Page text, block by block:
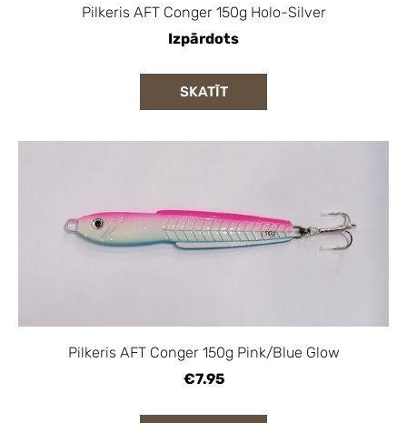
Pilkeris AFT Conger 150g Holo-Silver
Izpārdots
SKATĪT
Pilkeris AFT Conger 150g Pink/Blue Glow
€7.95